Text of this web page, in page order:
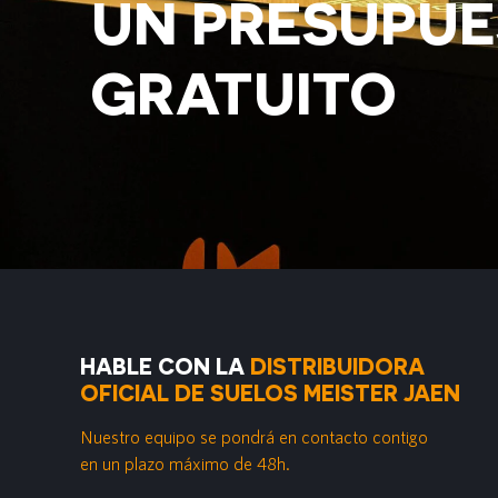
UN
GRATUITO
HABLE CON LA DISTRIBUIDORA
OFICIAL DE SUELOS MEISTER JAEN
Nuestro equipo se pondrá en contacto contigo
en un plazo máximo de 48h.